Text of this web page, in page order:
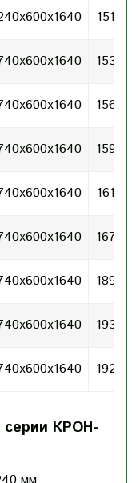
151
153
156
159
161
167
189
193
192
серии КРОН-